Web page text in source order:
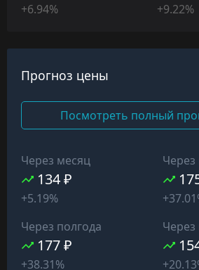
+6.94% +9.22%
Прогноз цены
Посмотреть полный
Через месяц
134 ₽
+5.19%
Через
Через полгода
177 ₽
+38.31%
Через